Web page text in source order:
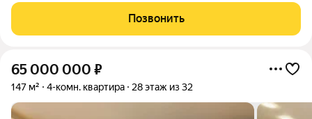
площадью 86.9 кв.м. на 44-м этаже 57 этажного здания. Без
отделки. - Мастер-зона с санузлом и
Позвонить
65 000 000 ₽
147 м² 4-комн. квартира 28 этаж из 32